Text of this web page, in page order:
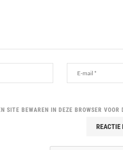
SITE BEWAREN IN DEZE BROWSER